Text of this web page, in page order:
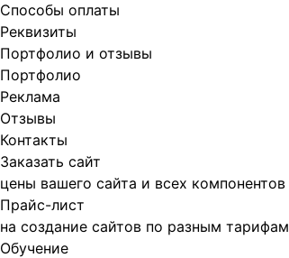
Способы оплаты
Реквизиты
Портфолио и отзывы
Портфолио
Реклама
Отзывы
Контакты
Заказать сайт
цены вашего сайта и всех компонентов
Прайс-лист
на создание сайтов по разным тарифам
Обучение